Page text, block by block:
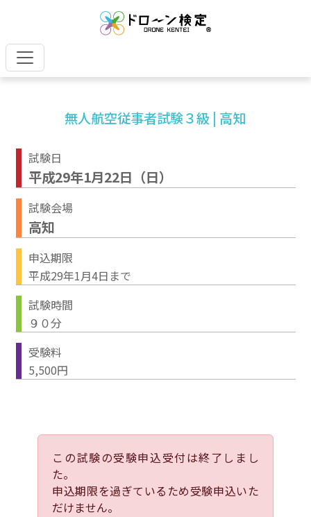
無人航空従事者試験３級 | 高知
試験日
平成29年1月22日（日）
試験会場
高知
申込期限
平成29年1月4日まで
試験時間
９０分
受験料
5,500円
この試験の受験申込受付は終了しまし
た。
申込期限を過ぎているため受験申込いた
だけません。